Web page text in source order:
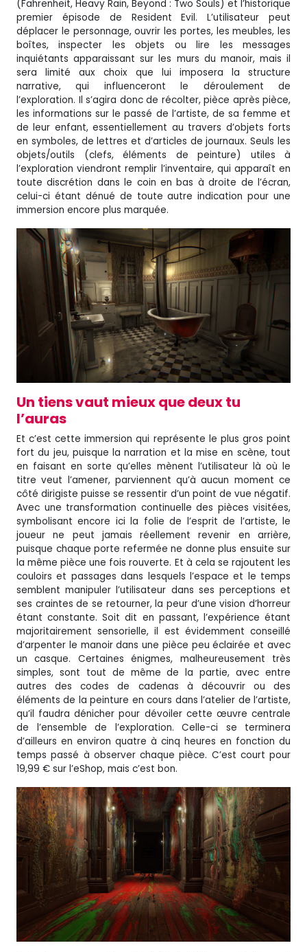
(Fahrenheit, Heavy Rain, Beyond : Two Souls) et l’historique
premier épisode de Resident Evil. L’utilisateur peut
déplacer le personnage, ouvrir les portes, les meubles, les
boîtes, inspecter les objets ou lire les messages
inquiétants apparaissant sur les murs du manoir, mais il
sera limité aux choix que lui imposera la structure
narrative, qui influenceront le déroulement de
l’exploration. Il s’agira donc de récolter, pièce après pièce,
les informations sur le passé de l’artiste, de sa femme et
de leur enfant, essentiellement au travers d’objets forts
en symboles, de lettres et d’articles de journaux. Seuls les
objets/outils (clefs, éléments de peinture) utiles à
l’exploration viendront remplir l’inventaire, qui apparaît en
toute discrétion dans le coin en bas à droite de l’écran,
celui-ci étant dénué de toute autre indication pour une
immersion encore plus marquée.
Un tiens vaut mieux que deux tu
l’auras
Et c’est cette immersion qui représente le plus gros point
fort du jeu, puisque la narration et la mise en scène, tout
en faisant en sorte qu’elles mènent l’utilisateur là où le
titre veut l’amener, parviennent qu’à aucun moment ce
côté dirigiste puisse se ressentir d’un point de vue négatif.
Avec une transformation continuelle des pièces visitées,
symbolisant encore ici la folie de l’esprit de l’artiste, le
joueur ne peut jamais réellement revenir en arrière,
puisque chaque porte refermée ne donne plus ensuite sur
la même pièce une fois rouverte. Et à cela se rajoutent les
couloirs et passages dans lesquels l’espace et le temps
semblent manipuler l’utilisateur dans ses perceptions et
ses craintes de se retourner, la peur d’une vision d’horreur
étant constante. Soit dit en passant, l’expérience étant
majoritairement sensorielle, il est évidemment conseillé
d’arpenter le manoir dans une pièce peu éclairée et avec
un casque. Certaines énigmes, malheureusement très
simples, sont tout de même de la partie, avec entre
autres des codes de cadenas à découvrir ou des
éléments de la peinture en cours dans l’atelier de l’artiste,
qu’il faudra dénicher pour dévoiler cette œuvre centrale
de l’ensemble de l’exploration. Celle-ci se terminera
d’ailleurs en environ quatre à cinq heures en fonction du
temps passé à observer chaque pièce. C’est court pour
19,99 € sur l’eShop, mais c’est bon.